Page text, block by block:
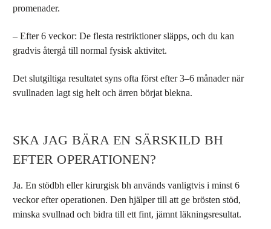
promenader.
– Efter 6 veckor: De flesta restriktioner släpps, och du kan
gradvis återgå till normal fysisk aktivitet.
Det slutgiltiga resultatet syns ofta först efter 3–6 månader när
svullnaden lagt sig helt och ärren börjat blekna.
SKA JAG BÄRA EN SÄRSKILD BH
EFTER OPERATIONEN?
Ja. En stödbh eller kirurgisk bh används vanligtvis i minst 6
veckor efter operationen. Den hjälper till att ge brösten stöd,
minska svullnad och bidra till ett fint, jämnt läkningsresultat.